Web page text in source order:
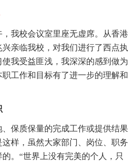
我校会议室里座无虚席。从香港
亲临我校，对我们进行了西点执
我受益匪浅，我深深的感到做为
工作和目标有了进一步的理解和
保质保量的完成工作或提供结果
样，虽然大家部门、岗位、职务
。“世界上没有完美的个人，只